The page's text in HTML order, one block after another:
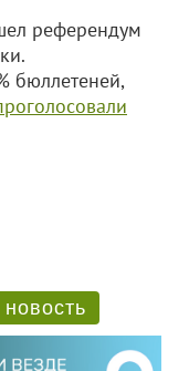
референдум
бюллетеней,